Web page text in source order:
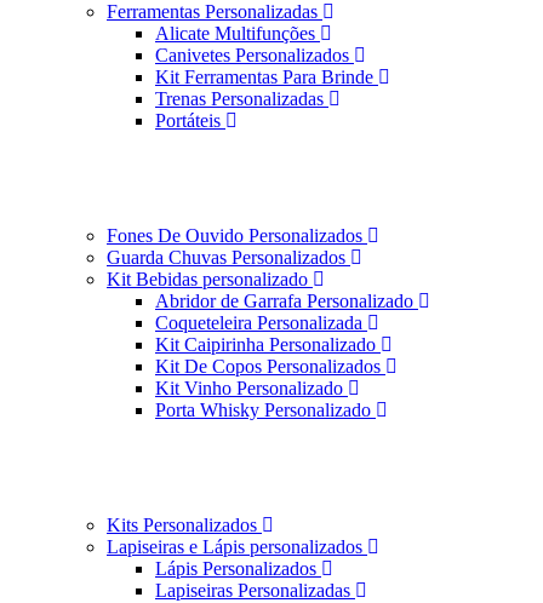
Ferramentas Personalizadas
Alicate Multifunções
Canivetes Personalizados
Kit Ferramentas Para Brinde
Trenas Personalizadas
Portáteis
Fones De Ouvido Personalizados
Guarda Chuvas Personalizados
Kit Bebidas personalizado
Abridor de Garrafa Personalizado
Coqueteleira Personalizada
Kit Caipirinha Personalizado
Kit De Copos Personalizados
Kit Vinho Personalizado
Porta Whisky Personalizado
Kits Personalizados
Lapiseiras e Lápis personalizados
Lápis Personalizados
Lapiseiras Personalizadas